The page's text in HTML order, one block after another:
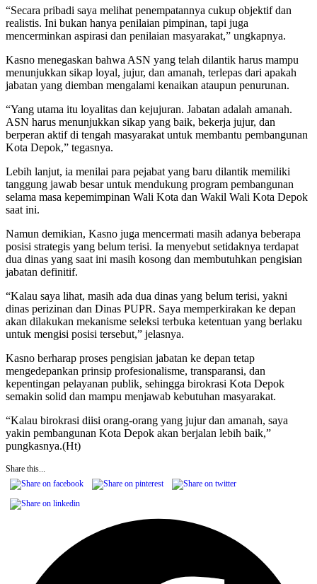
“Secara pribadi saya melihat penempatannya cukup objektif dan
realistis. Ini bukan hanya penilaian pimpinan, tapi juga
mencerminkan aspirasi dan penilaian masyarakat,” ungkapnya.
Kasno menegaskan bahwa ASN yang telah dilantik harus mampu
menunjukkan sikap loyal, jujur, dan amanah, terlepas dari apakah
jabatan yang diemban mengalami kenaikan ataupun penurunan.
“Yang utama itu loyalitas dan kejujuran. Jabatan adalah amanah.
ASN harus menunjukkan sikap yang baik, bekerja jujur, dan
berperan aktif di tengah masyarakat untuk membantu pembangunan
Kota Depok,” tegasnya.
Lebih lanjut, ia menilai para pejabat yang baru dilantik memiliki
tanggung jawab besar untuk mendukung program pembangunan
selama masa kepemimpinan Wali Kota dan Wakil Wali Kota Depok
saat ini.
Namun demikian, Kasno juga mencermati masih adanya beberapa
posisi strategis yang belum terisi. Ia menyebut setidaknya terdapat
dua dinas yang saat ini masih kosong dan membutuhkan pengisian
jabatan definitif.
“Kalau saya lihat, masih ada dua dinas yang belum terisi, yakni
dinas perizinan dan Dinas PUPR. Saya memperkirakan ke depan
akan dilakukan mekanisme seleksi terbuka ketentuan yang berlaku
untuk mengisi posisi tersebut,” jelasnya.
Kasno berharap proses pengisian jabatan ke depan tetap
mengedepankan prinsip profesionalisme, transparansi, dan
kepentingan pelayanan publik, sehingga birokrasi Kota Depok
semakin solid dan mampu menjawab kebutuhan masyarakat.
“Kalau birokrasi diisi orang-orang yang jujur dan amanah, saya
yakin pembangunan Kota Depok akan berjalan lebih baik,”
pungkasnya.(Ht)
Share this...